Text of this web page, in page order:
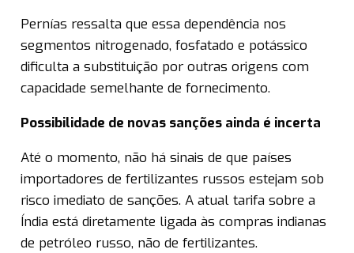
Pernías ressalta que essa dependência nos
segmentos nitrogenado, fosfatado e potássico
dificulta a substituição por outras origens com
capacidade semelhante de fornecimento.
Possibilidade de novas sanções ainda é incerta
Até o momento, não há sinais de que países
importadores de fertilizantes russos estejam sob
risco imediato de sanções. A atual tarifa sobre a
Índia está diretamente ligada às compras indianas
de petróleo russo, não de fertilizantes.